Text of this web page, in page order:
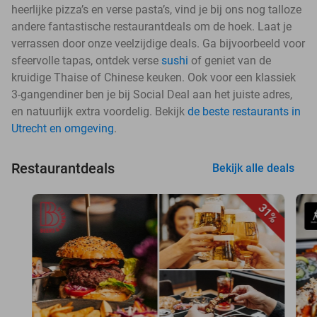
heerlijke pizza’s en verse pasta’s, vind je bij ons nog talloze
andere fantastische restaurantdeals om de hoek. Laat je
verrassen door onze veelzijdige deals. Ga bijvoorbeeld voor
sfeervolle tapas, ontdek verse sushi of geniet van de
kruidige Thaise of Chinese keuken. Ook voor een klassiek
3-gangendiner ben je bij Social Deal aan het juiste adres,
en natuurlijk extra voordelig. Bekijk de beste restaurants in
Utrecht en omgeving.
Restaurantdeals Bekijk alle deals
31%